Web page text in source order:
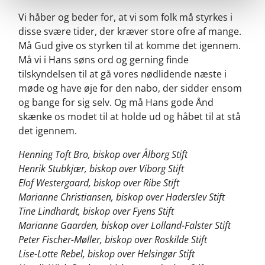
Vi håber og beder for, at vi som folk må styrkes i
disse svære tider, der kræver store ofre af mange.
Må Gud give os styrken til at komme det igennem.
Må vi i Hans søns ord og gerning finde
tilskyndelsen til at gå vores nødlidende næste i
møde og have øje for den nabo, der sidder ensom
og bange for sig selv. Og må Hans gode Ånd
skænke os modet til at holde ud og håbet til at stå
det igennem.
Henning Toft Bro, biskop over Ålborg Stift
Henrik Stubkjær, biskop over Viborg Stift
Elof Westergaard, biskop over Ribe Stift
Marianne Christiansen, biskop over Haderslev Stift
Tine Lindhardt, biskop over Fyens Stift
Marianne Gaarden, biskop over Lolland-Falster Stift
Peter Fischer-Møller, biskop over Roskilde Stift
Lise-Lotte Rebel, biskop over Helsingør Stift